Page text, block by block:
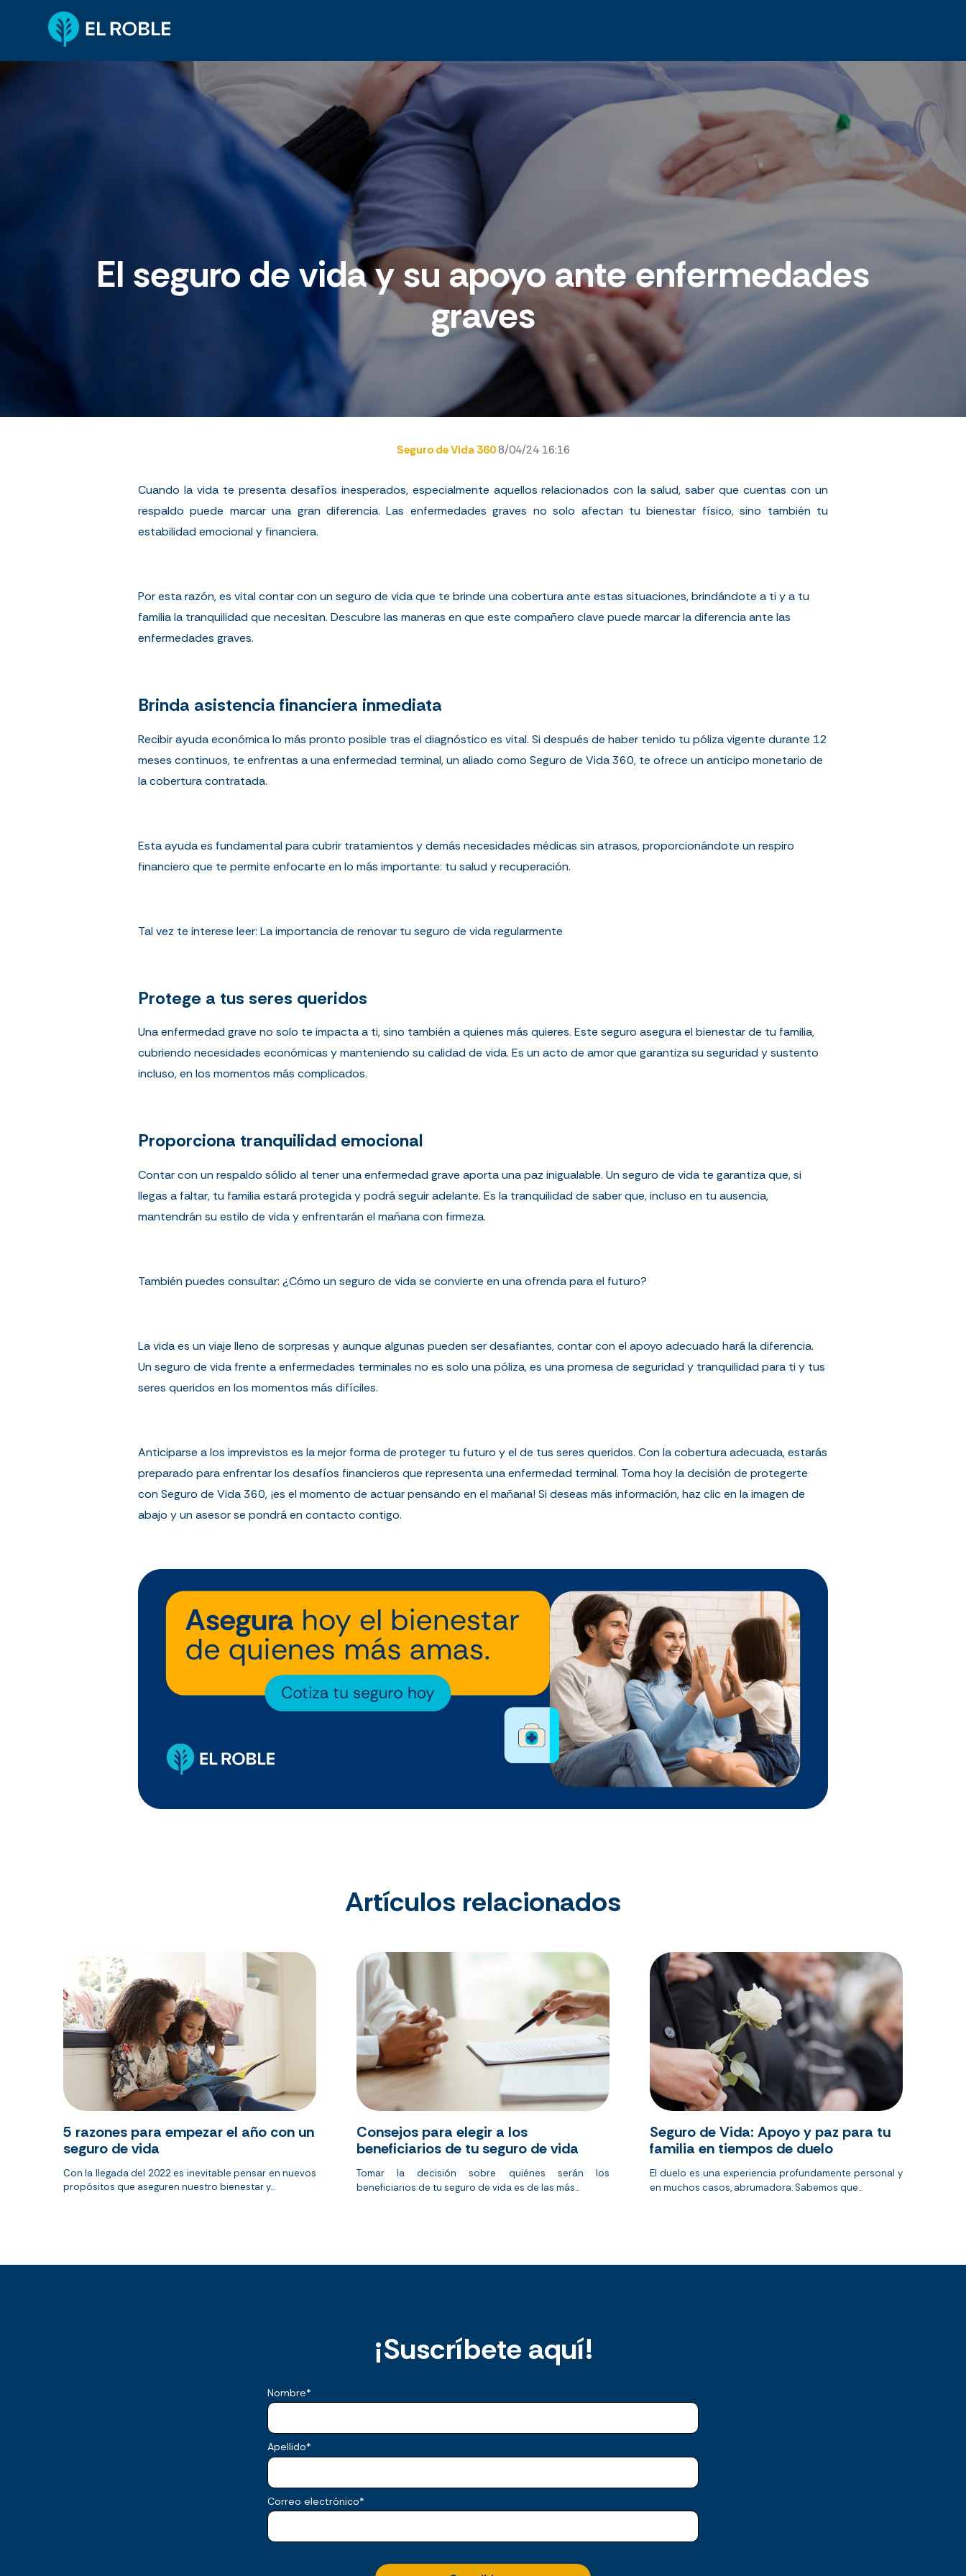
El seguro de vida y su apoyo ante enfermedades
graves
Seguro de Vida 3608/04/24 16:16
Cuando la vida te presenta desafíos inesperados, especialmente aquellos relacionados con la salud, saber que cuentas con un
respaldo puede marcar una gran diferencia. Las enfermedades graves no solo afectan tu bienestar físico, sino también tu
estabilidad emocional y financiera.
Por esta razón, es vital contar con un seguro de vida que te brinde una cobertura ante estas situaciones, brindándote a ti y a tu
familia la tranquilidad que necesitan. Descubre las maneras en que este compañero clave puede marcar la diferencia ante las
enfermedades graves.
Brinda asistencia financiera inmediata
Recibir ayuda económica lo más pronto posible tras el diagnóstico es vital. Si después de haber tenido tu póliza vigente durante 12
meses continuos, te enfrentas a una enfermedad terminal, un aliado como Seguro de Vida 360, te ofrece un anticipo monetario de
la cobertura contratada.
Esta ayuda es fundamental para cubrir tratamientos y demás necesidades médicas sin atrasos, proporcionándote un respiro
financiero que te permite enfocarte en lo más importante: tu salud y recuperación.
Tal vez te interese leer: La importancia de renovar tu seguro de vida regularmente
Protege a tus seres queridos
Una enfermedad grave no solo te impacta a ti, sino también a quienes más quieres. Este seguro asegura el bienestar de tu familia,
cubriendo necesidades económicas y manteniendo su calidad de vida. Es un acto de amor que garantiza su seguridad y sustento
incluso, en los momentos más complicados.
Proporciona tranquilidad emocional
Contar con un respaldo sólido al tener una enfermedad grave aporta una paz inigualable. Un seguro de vida te garantiza que, si
llegas a faltar, tu familia estará protegida y podrá seguir adelante. Es la tranquilidad de saber que, incluso en tu ausencia,
mantendrán su estilo de vida y enfrentarán el mañana con firmeza.
También puedes consultar: ¿Cómo un seguro de vida se convierte en una ofrenda para el futuro?
La vida es un viaje lleno de sorpresas y aunque algunas pueden ser desafiantes, contar con el apoyo adecuado hará la diferencia.
Un seguro de vida frente a enfermedades terminales no es solo una póliza, es una promesa de seguridad y tranquilidad para ti y tus
seres queridos en los momentos más difíciles.
Anticiparse a los imprevistos es la mejor forma de proteger tu futuro y el de tus seres queridos. Con la cobertura adecuada, estarás
preparado para enfrentar los desafíos financieros que representa una enfermedad terminal. Toma hoy la decisión de protegerte
con Seguro de Vida 360, ¡es el momento de actuar pensando en el mañana! Si deseas más información, haz clic en la imagen de
abajo y un asesor se pondrá en contacto contigo.
Artículos relacionados
5 razones para empezar el año con un
seguro de vida
Con la llegada del 2022 es inevitable pensar en nuevos
propósitos que aseguren nuestro bienestar y...
Consejos para elegir a los
beneficiarios de tu seguro de vida
Tomar la decisión sobre quiénes serán los
beneficiarios de tu seguro de vida es de las más...
Seguro de Vida: Apoyo y paz para tu
familia en tiempos de duelo
El duelo es una experiencia profundamente personal y
en muchos casos, abrumadora. Sabemos que...
¡Suscríbete aquí!
Nombre*
Apellido*
Correo electrónico*